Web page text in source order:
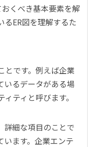
くべき基本要素を解
るER図を理解するた
とです。例えば企業
いるデータがある場
ティと呼びます。
詳細な項目のことで
います。企業エンテ